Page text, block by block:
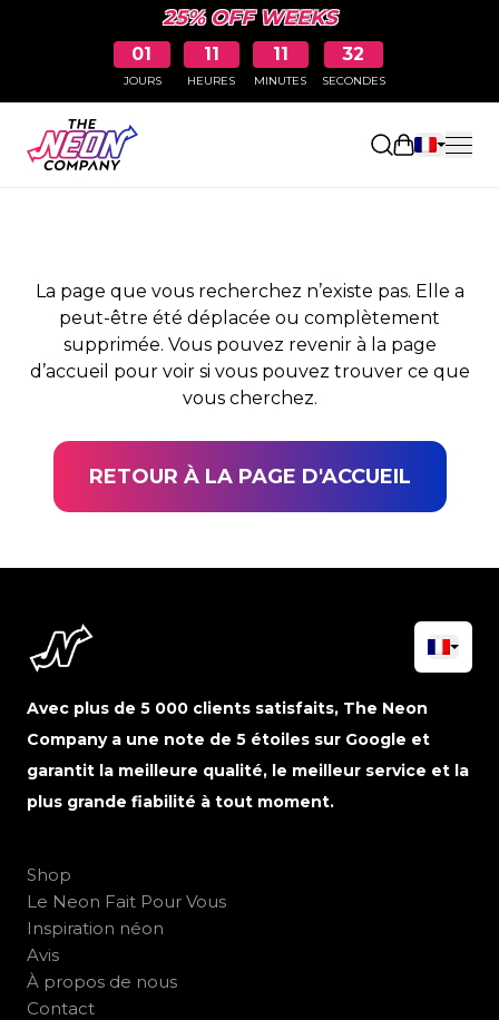
25% OFF WEEKS
01
JOURS
11
HEURES
11
MINUTES
32
SECONDES
Ouvrir le
PAGE NON TROUVÉE
La page que vous recherchez n’existe pas. Elle a
peut-être été déplacée ou complètement
supprimée. Vous pouvez revenir à la page
d’accueil pour voir si vous pouvez trouver ce que
vous cherchez.
RETOUR À LA PAGE D'ACCUEIL
Avec plus de 5 000 clients satisfaits, The Neon
Company a une note de 5 étoiles sur Google et
garantit la meilleure qualité, le meilleur service et la
plus grande fiabilité à tout moment.
Shop
Le Neon Fait Pour Vous
Inspiration néon
Avis
À propos de nous
Contact